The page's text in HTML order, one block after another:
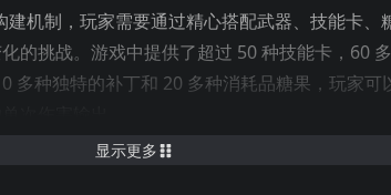
建机制，玩家需要通过精心搭配武器、技能卡、
的挑战。游戏中提供了超过 50 种技能卡，60
多种独特的补丁和 20 多种消耗品糖果，玩家可
显示更多